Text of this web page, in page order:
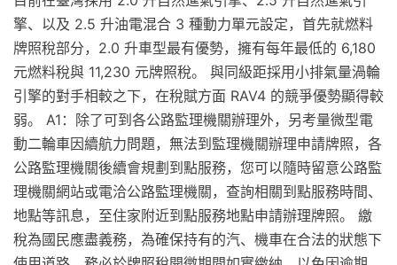
擎、以及 2.5 升油電混合 3 種動力單元設定，首先就燃料
牌照稅部分，2.0 升車型最有優勢，擁有每年最低的 6,180
元燃料稅與 11,230 元牌照稅。 與同級距採用小排氣量渦輪
引擎的對手相較之下，在稅賦方面 RAV4 的競爭優勢顯得較
弱。 A1：除了可到各公路監理機關辦理外，另考量微型電
動二輪車因續航力問題，無法到監理機關辦理申請牌照，各
公路監理機關後續會規劃到點服務，您可以隨時留意公路監
理機關網站或電洽公路監理機關，查詢相關到點服務時間、
地點等訊息，至住家附近到點服務地點申請辦理牌照。 繳
稅為國民應盡義務，為確保持有的汽、機車在合法的狀態下